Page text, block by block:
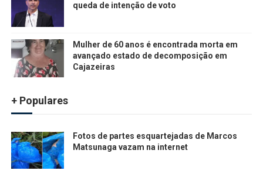
queda de intenção de voto
Mulher de 60 anos é encontrada morta em
avançado estado de decomposição em
Cajazeiras
+ Populares
Fotos de partes esquartejadas de Marcos
Matsunaga vazam na internet